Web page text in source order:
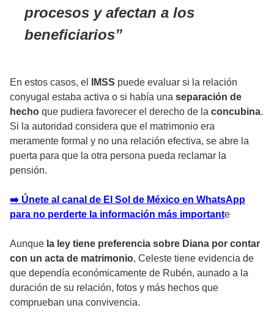
procesos y afectan a los
beneficiarios
En estos casos, el IMSS puede evaluar si la relación
conyugal estaba activa o si había una separación de
hecho que pudiera favorecer el derecho de la concubina.
Si la autoridad considera que el matrimonio era
meramente formal y no una relación efectiva, se abre la
puerta para que la otra persona pueda reclamar la
pensión.
➡️ Únete al canal de El Sol de México en WhatsApp
para no perderte la información más importante
Aunque la ley tiene preferencia sobre Diana por contar
con un acta de matrimonio, Celeste tiene evidencia de
que dependía económicamente de Rubén, aunado a la
duración de su relación, fotos y más hechos que
comprueban una convivencia.